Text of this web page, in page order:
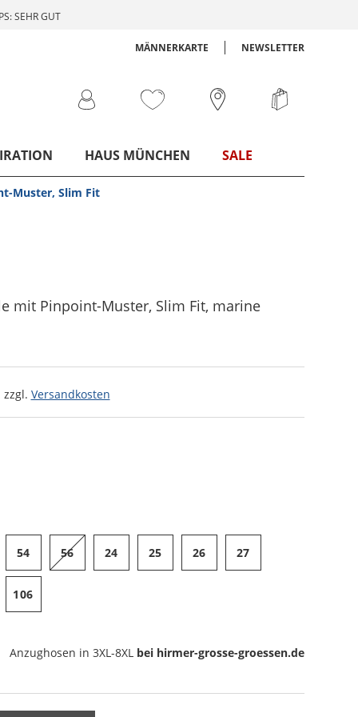
SEHR GUT
MÄNNERKARTE NEWSLETTER
HAUS MÜNCHEN SALE
Muster, Slim Fit
mit Pinpoint-Muster, Slim Fit, marine
zzgl. Versandkosten
54 56 24 25 26 27
106
Anzughosen in 3XL-8XL bei hirmer-grosse-groessen.de